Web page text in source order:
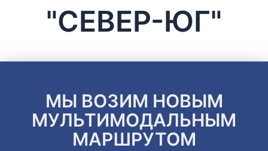
"СЕВЕР-ЮГ"
МЫ ВОЗИМ НОВЫМ
МУЛЬТИМОДАЛЬНЫМ
МАРШРУТОМ